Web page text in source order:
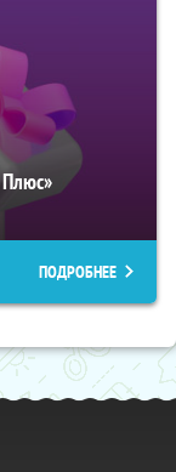
ПОДРОБНЕЕ